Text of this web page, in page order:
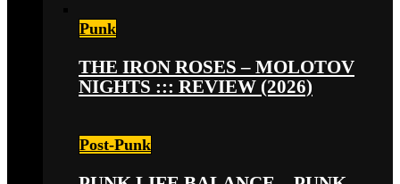
Punk
THE IRON ROSES – MOLOTOV
NIGHTS ::: REVIEW (2026)
Post-Punk